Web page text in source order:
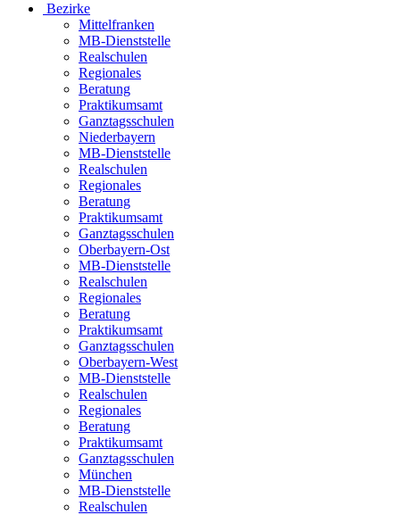
Bezirke
Mittelfranken
MB-Dienststelle
Realschulen
Regionales
Beratung
Praktikumsamt
Ganztagsschulen
Niederbayern
MB-Dienststelle
Realschulen
Regionales
Beratung
Praktikumsamt
Ganztagsschulen
Oberbayern-Ost
MB-Dienststelle
Realschulen
Regionales
Beratung
Praktikumsamt
Ganztagsschulen
Oberbayern-West
MB-Dienststelle
Realschulen
Regionales
Beratung
Praktikumsamt
Ganztagsschulen
München
MB-Dienststelle
Realschulen